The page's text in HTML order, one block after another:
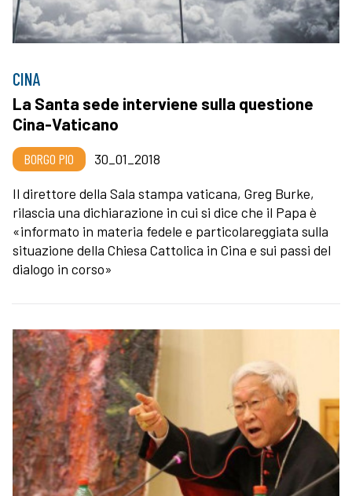
CINA
La Santa sede interviene sulla questione
Cina-Vaticano
BORGO PIO
30_01_2018
Il direttore della Sala stampa vaticana, Greg Burke,
rilascia una dichiarazione in cui si dice che il Papa è
«informato in materia fedele e particolareggiata sulla
situazione della Chiesa Cattolica in Cina e sui passi del
dialogo in corso»